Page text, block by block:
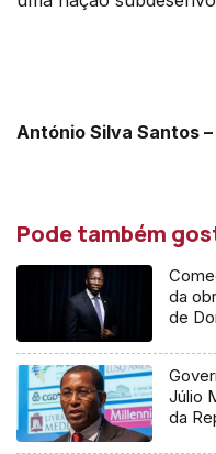
António Silva Santos
Pode também
da
de
Júlio
da